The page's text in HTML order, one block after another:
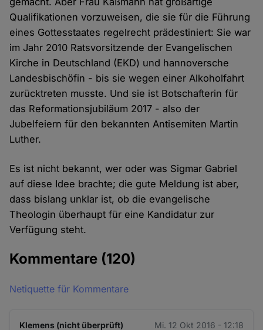
Qualifikationen vorzuweisen, die sie für die Führung
eines Gottesstaates regelrecht prädestiniert: Sie war
im Jahr 2010 Ratsvorsitzende der Evangelischen
Kirche in Deutschland (EKD) und hannoversche
Landesbischöfin - bis sie wegen einer Alkoholfahrt
zurücktreten musste. Und sie ist Botschafterin für
das Reformationsjubiläum 2017 - also der
Jubelfeiern für den bekannten Antisemiten Martin
Luther.
Es ist nicht bekannt, wer oder was Sigmar Gabriel
auf diese Idee brachte; die gute Meldung ist aber,
dass bislang unklar ist, ob die evangelische
Theologin überhaupt für eine Kandidatur zur
Verfügung steht.
Kommentare (120)
Netiquette für Kommentare
Klemens (nicht überprüft) Mi. 12 Okt 2016 - 12:18